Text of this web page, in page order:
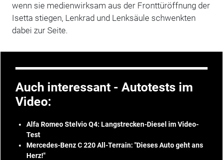
wenn sie medienwirksam aus der Fronttüröffnung der
Isetta stiegen, Lenkrad und Lenksäule schwenkten
dabei zur Seite.
Auch interessant - Autotests im
Video:
Alfa Romeo Stelvio Q4: Langstrecken-Diesel im Video-
Test
Mercedes-Benz C 220 All-Terrain: "Dieses Auto geht ans
Herz!"